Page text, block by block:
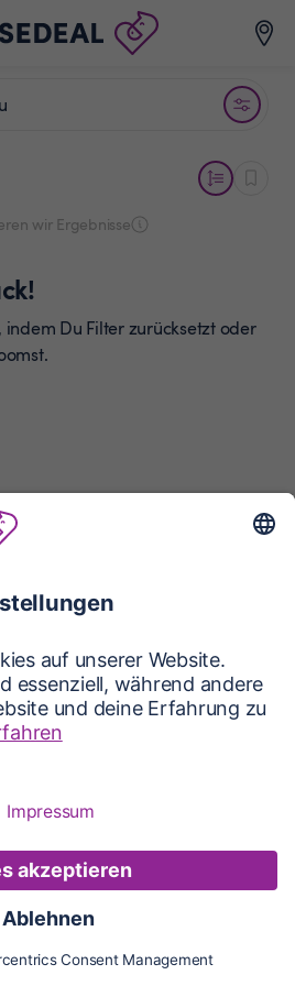
Updates Konto
Karte
wir Ergebnisse
indem Du Filter zurücksetzt oder